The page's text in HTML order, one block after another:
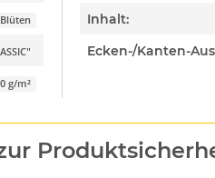
g/m²
Inhalt:
Ecken-/Kanten-